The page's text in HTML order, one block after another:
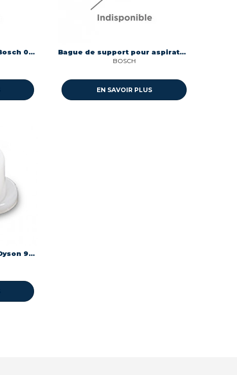
Bague pour aspirateur Bosch 00622103 Bague de support pour aspirateur Ufesa 00173786
BOSCH
EN SAVOIR PLUS
Bague pour aspirateur Dyson 949981-01